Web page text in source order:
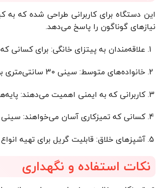
این دستگاه برای کاربرانی طراحی شده که
نیازهای گوناگون را پاسخ می‌دهد.
علاقه‌مندان به پیتزای خانگی: برای کسانی
خانواده‌های متوسط: سینی 30 سانتی‌متری برای تهیه پیتزا برای 2 تا 4 نفر مناسب است.
کاربرانی که به ایمنی اهمیت می‌دهند:
کسانی که تمیزکاری آسان می‌خواهند:
آشپزهای خلاق: قابلیت گریل برای تهیه
نکات استفاده و نگهداری